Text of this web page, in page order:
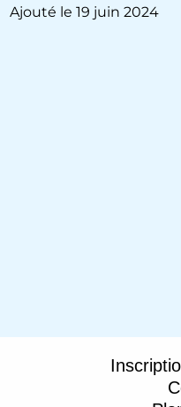
Ajouté le 19 juin 2024